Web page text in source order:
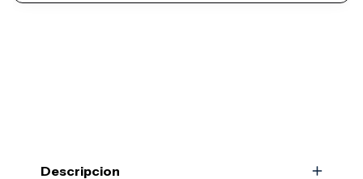
Descripcion